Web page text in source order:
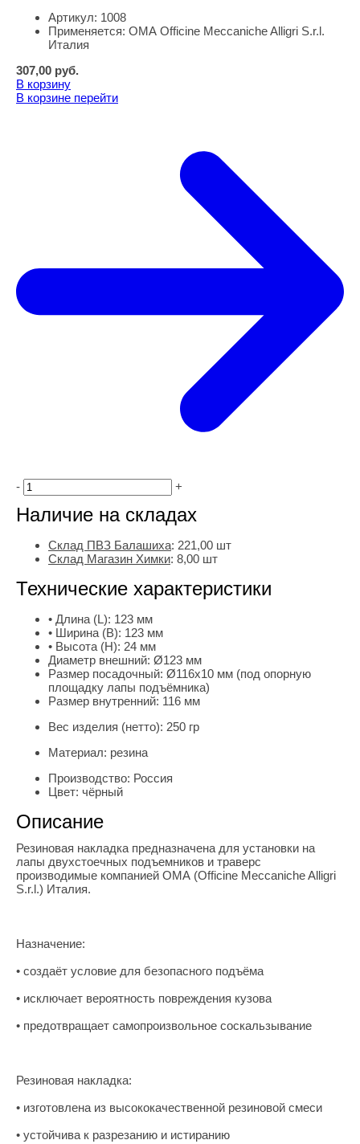
Артикул: 1008
Применяется: ОМА Officine Meccaniche Alligri S.r.l.
Италия
307,00 руб.
В корзину
В корзине перейти
- +
Наличие на складах
Склад ПВЗ Балашиха: 221,00 шт
Склад Магазин Химки: 8,00 шт
Технические характеристики
• Длина (L): 123 мм
• Ширина (B): 123 мм
• Высота (H): 24 мм
Диаметр внешний: Ø123 мм
Размер посадочный: Ø116х10 мм (под опорную
площадку лапы подъёмника)
Размер внутренний: 116 мм
Вес изделия (нетто): 250 гр
Материал: резина
Производство: Россия
Цвет: чёрный
Описание
Резиновая накладка предназначена для установки на
лапы двухстоечных подъемников и траверс
производимые компанией ОМА (Officine Meccaniche Alligri
S.r.l.) Италия.
Назначение:
• создаёт условие для безопасного подъёма
• исключает вероятность повреждения кузова
• предотвращает самопроизвольное соскальзывание
Резиновая накладка:
• изготовлена из высококачественной резиновой смеси
• устойчива к разрезанию и истиранию